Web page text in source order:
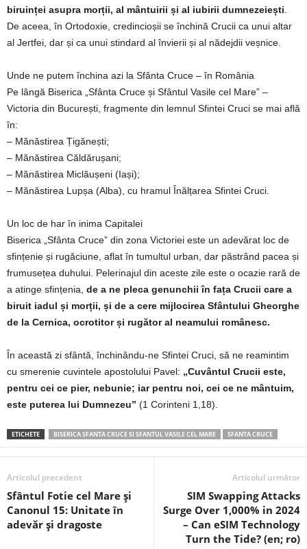
biruinței asupra morții, al mântuirii și al iubirii dumnezeiești
De aceea, în Ortodoxie, credincioșii se închină Crucii ca unui altar
al Jertfei, dar și ca unui stindard al învierii și al nădejdii veșnice.
Unde ne putem închina azi la Sfânta Cruce – în România
Pe lângă Biserica „Sfânta Cruce și Sfântul Vasile cel Mare” –
Victoria din București, fragmente din lemnul Sfintei Cruci se mai află
în:
– Mănăstirea Țigănești;
– Mănăstirea Căldărușani;
– Mănăstirea Miclăușeni (Iași);
– Mănăstirea Lupșa (Alba), cu hramul Înălțarea Sfintei Cruci.
Un loc de har în inima Capitalei
Biserica „Sfânta Cruce” din zona Victoriei este un adevărat loc de
sfințenie și rugăciune, aflat în tumultul urban, dar păstrând pacea și
frumusețea duhului. Pelerinajul din aceste zile este o ocazie rară de
a atinge sfințenia, de a ne pleca genunchii în fața Crucii care a
biruit iadul și morții, și de a cere mijlocirea Sfântului Gheorghe
de la Cernica, ocrotitor și rugător al neamului românesc.
În această zi sfântă, închinându-ne Sfintei Cruci, să ne reamintim
cu smerenie cuvintele apostolului Pavel: „Cuvântul Crucii este,
pentru cei ce pier, nebunie; iar pentru noi, cei ce ne mântuim,
este puterea lui Dumnezeu” (1 Corinteni 1,18).
ETICHETE BISERICA SFANTA CRUCE SI SFANTUL VASILE CEL MARE SFANTA CRUCE
Articolul precedent
Sfântul Fotie cel Mare și
Canonul 15: Unitate în
adevăr și dragoste
Articolul următor
SIM Swapping Attacks
Surge Over 1,000% in 2024
– Can eSIM Technology
Turn the Tide? (en; ro)